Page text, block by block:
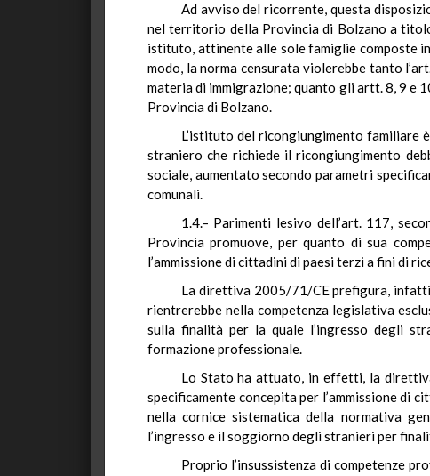
Ad avviso del ricorrente, questa
nel territorio della Provincia di Bolzano a
istituto, attinente alle sole famiglie composte
modo, la norma censurata violerebbe tanto
materia di immigrazione; quanto gli artt. 8, 9 e
Provincia di Bolzano.
L’istituto del ricongiungimento familiare
straniero che richiede il ricongiungimento
sociale, aumentato secondo parametri
comunali.
1.4.– Parimenti lesivo dell’art. 117,
Provincia promuove, per quanto di sua
l’ammissione di cittadini di paesi terzi a fini di
La direttiva 2005/71/CE prefigura,
rientrerebbe nella competenza legislativa
sulla finalità per la quale l’ingresso degli
formazione professionale.
Lo Stato ha attuato, in effetti, la
specificamente concepita per l’ammissione di
nella cornice sistematica della normativa
l’ingresso e il soggiorno degli stranieri per
Proprio l’insussistenza di competenze